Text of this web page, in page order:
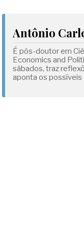
Antônio
É pós-doutor em
Economics and
sábados, traz
aponta os possíveis